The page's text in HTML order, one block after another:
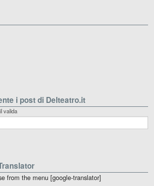
i post di Delteatro.it
valida
from the menu [google-translator]